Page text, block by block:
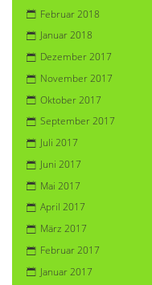
Februar 2018
Januar 2018
Dezember 2017
November 2017
Oktober 2017
September 2017
Juli 2017
Juni 2017
Mai 2017
April 2017
März 2017
Februar 2017
Januar 2017